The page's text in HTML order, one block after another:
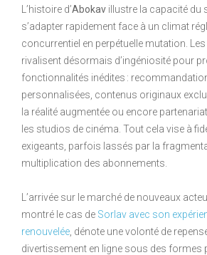
L’histoire d’Abokav illustre la capacité du
s’adapter rapidement face à un climat
concurrentiel en perpétuelle mutation.
rivalisent désormais d’ingéniosité pour
fonctionnalités inédites :
personnalisées, contenus originaux
la réalité augmentée ou encore
les studios de cinéma. Tout cela vise à
exigeants, parfois lassés par la
multiplication des abonnements.
L’arrivée sur le marché de nouveaux
montré le cas de Sorlav avec son
renouvelée , dénote une volonté de
divertissement en ligne sous des formes